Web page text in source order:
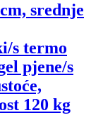
srednje
s termo
pjene/s
120 kg